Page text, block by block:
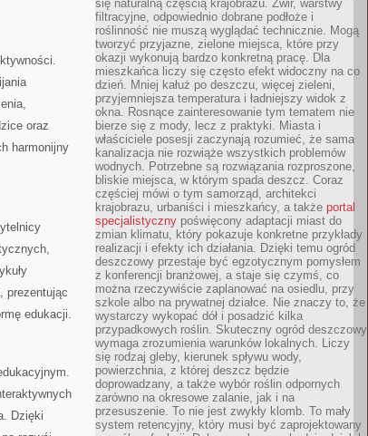
oraz
harmonijny
prezentując
edukacji.
Dzięki
się naturalną częścią krajobrazu. Żwir, warstwy
filtracyjne, odpowiednio dobrane podłoże i
roślinność nie muszą wyglądać technicznie. Mogą
tworzyć przyjazne, zielone miejsca, które przy
okazji wykonują bardzo konkretną pracę. Dla
mieszkańca liczy się często efekt widoczny na co
dzień. Mniej kałuż po deszczu, więcej zieleni,
przyjemniejsza temperatura i ładniejszy widok z
okna. Rosnące zainteresowanie tym tematem nie
bierze się z mody, lecz z praktyki. Miasta i
właściciele posesji zaczynają rozumieć, że sama
kanalizacja nie rozwiąże wszystkich problemów
wodnych. Potrzebne są rozwiązania rozproszone,
bliskie miejsca, w którym spada deszcz. Coraz
częściej mówi o tym samorząd, architekci
krajobrazu, urbaniści i mieszkańcy, a także portal
specjalistyczny poświęcony adaptacji miast do
zmian klimatu, który pokazuje konkretne przykłady
realizacji i efekty ich działania. Dzięki temu ogród
deszczowy przestaje być egzotycznym pomysłem
z konferencji branżowej, a staje się czymś, co
można rzeczywiście zaplanować na osiedlu, przy
szkole albo na prywatnej działce. Nie znaczy to, że
wystarczy wykopać dół i posadzić kilka
przypadkowych roślin. Skuteczny ogród deszczowy
wymaga zrozumienia warunków lokalnych. Liczy
się rodzaj gleby, kierunek spływu wody,
powierzchnia, z której deszcz będzie
doprowadzany, a także wybór roślin odpornych
zarówno na okresowe zalanie, jak i na
przesuszenie. To nie jest zwykły klomb. To mały
system retencyjny, który musi być zaprojektowany